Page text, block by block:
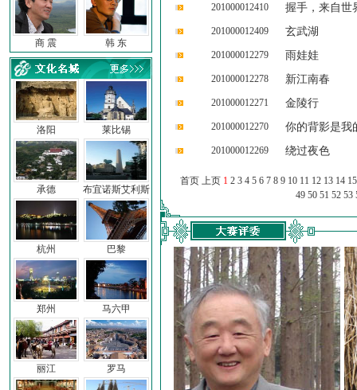
商 震 韩 东
洛阳
承德
杭州
郑州
丽江
莱比锡
布宜诺斯艾利斯
巴黎
马六甲
罗马
201000012410 握手，来自世
201000012409 玄武湖
201000012279 雨娃娃
201000012278 新江南春
201000012271 金陵行
201000012270 你的背影是我
201000012269 绕过夜色
首页 上页 1 2 3 4 5 6 7 8 9 10 11 12 13 14 15
49 50 51 52 53